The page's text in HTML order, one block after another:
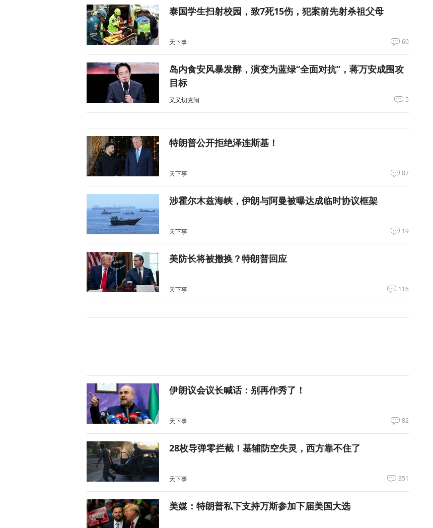
泰国学生扫射校园，致7死15伤，犯案前先射杀祖父母
天下事 60
岛内食安风暴发酵，演变为蓝绿“全面对抗”，蒋万安成围攻
目标
又又切克闹 5
特朗普公开拒绝泽连斯基！
天下事 87
涉霍尔木兹海峡，伊朗与阿曼被曝达成临时协议框架
天下事 19
美防长将被撤换？特朗普回应
天下事 116
伊朗议会议长喊话：别再作秀了！
天下事 82
28枚导弹零拦截！基辅防空失灵，西方靠不住了
天下事 351
美媒：特朗普私下支持万斯参加下届美国大选